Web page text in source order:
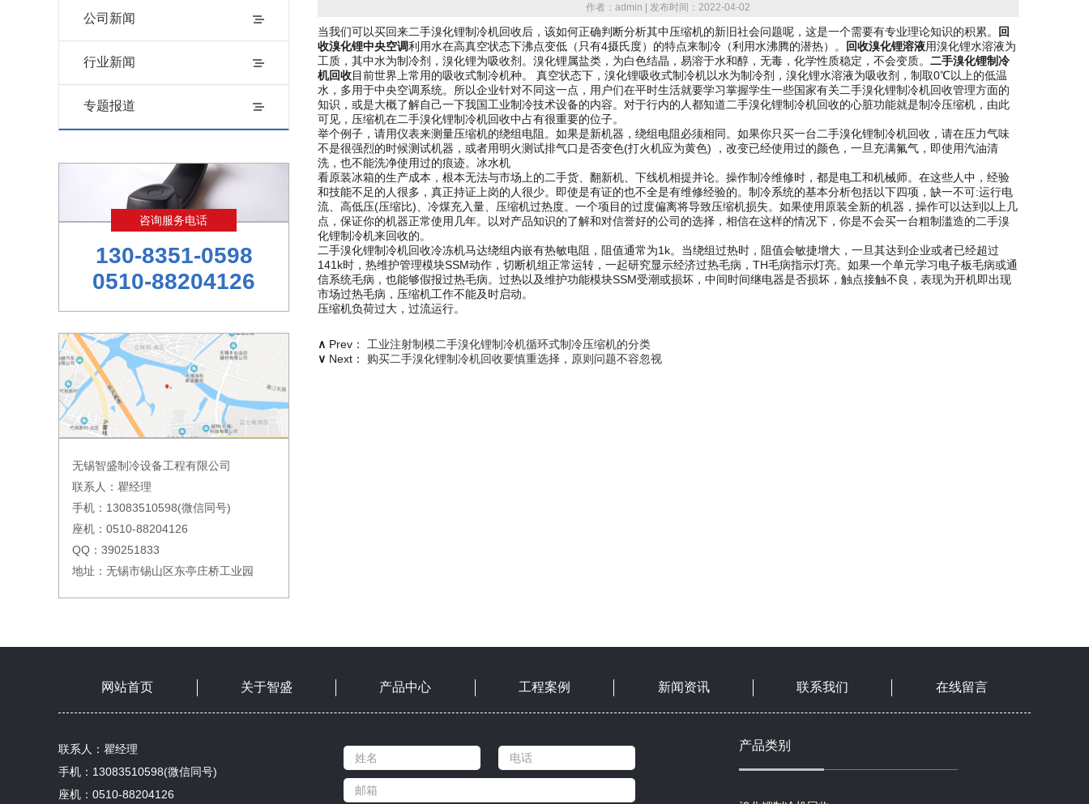
公司新闻
行业新闻
专题报道
130-8351-0598
0510-88204126
咨询服务电话
无锡智盛制冷设备工程有限公司
联系人：瞿经理
手机：13083510598(微信同号)
座机：0510-88204126
QQ：390251833
地址：无锡市锡山区东亭庄桥工业园
作者：admin | 发布时间：2022-04-02
当我们可以买回来二手溴化锂制冷机回收后，该如何正确判断分析其中压缩机的新旧社会问题呢，这是一个需要有专业理论知识的积累。 回
收溴化锂中央空调利用水在高真空状态下沸点变低（只有4摄氏度）的特点来制冷（利用水沸腾的潜热）。 回收溴化锂溶液用溴化锂水溶液为
工质，其中水为制冷剂，溴化锂为吸收剂。溴化锂属盐类，为白色结晶，易溶于水和醇，无毒，化学性质稳定，不会变质。 二手溴化锂制冷
机回收目前世界上常用的吸收式制冷机种。 真空状态下，溴化锂吸收式制冷机以水为制冷剂，溴化锂水溶液为吸收剂，制取0℃以上的低温
水，多用于中央空调系统。所以企业针对不同这一点，用户们在平时生活就要学习掌握学生一些国家有关二手溴化锂制冷机回收管理方面的
知识，或是大概了解自己一下我国工业制冷技术设备的内容。对于行内的人都知道二手溴化锂制冷机回收的心脏功能就是制冷压缩机，由此
可见，压缩机在二手溴化锂制冷机回收中占有很重要的位子。
举个例子，请用仪表来测量压缩机的绕组电阻。如果是新机器，绕组电阻必须相同。如果你只买一台二手溴化锂制冷机回收，请在压力气味
不是很强烈的时候测试机器，或者用明火测试排气口是否变色(打火机应为黄色) ，改变已经使用过的颜色，一旦充满氟气，即使用汽油清
洗，也不能洗净使用过的痕迹。冰水机
看原装冰箱的生产成本，根本无法与市场上的二手货、翻新机、下线机相提并论。操作制冷维修时，都是电工和机械师。在这些人中，经验
和技能不足的人很多，真正持证上岗的人很少。即使是有证的也不全是有维修经验的。制冷系统的基本分析包括以下四项，缺一不可:运行电
流、高低压(压缩比)、冷煤充入量、压缩机过热度。一个项目的过度偏离将导致压缩机损失。如果使用原装全新的机器，操作可以达到以上几
点，保证你的机器正常使用几年。以对产品知识的了解和对信誉好的公司的选择，相信在这样的情况下，你是不会买一台粗制滥造的二手溴
化锂制冷机来回收的。
二手溴化锂制冷机回收冷冻机马达绕组内嵌有热敏电阻，阻值通常为1k。当绕组过热时，阻值会敏捷增大，一旦其达到企业或者已经超过
141k时，热维护管理模块SSM动作，切断机组正常运转，一起研究显示经济过热毛病，TH毛病指示灯亮。如果一个单元学习电子板毛病或通
信系统毛病，也能够假报过热毛病。过热以及维护功能模块SSM受潮或损坏，中间时间继电器是否损坏，触点接触不良，表现为开机即出现
市场过热毛病，压缩机工作不能及时启动。
压缩机负荷过大，过流运行。
∧ Prev： 工业注射制模二手溴化锂制冷机循环式制冷压缩机的分类
∨ Next： 购买二手溴化锂制冷机回收要慎重选择，原则问题不容忽视
网站首页 关于智盛 产品中心 工程案例 新闻资讯 联系我们 在线留言
联系人：瞿经理
手机：13083510598(微信同号)
座机：0510-88204126
产品类别